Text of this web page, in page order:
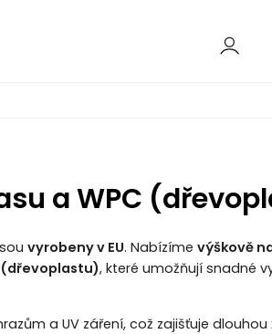
a WPC
vyrobeny v EU. Nabízíme výškově
(dřevoplastu), které umožňují snadné
a UV záření, což zajišťuje